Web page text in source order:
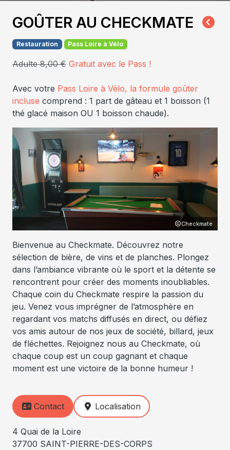
GOÛTER AU CHECKMATE
Restauration Pass Loire à Vélo
Adulte 8,00 € Gratuit avec le Pass !
Avec votre Pass Loire à Vélo, la formule goûter
incluse comprend : 1 part de gâteau et 1 boisson (1
thé glacé maison OU 1 boisson chaude).
Checkmate
Bienvenue au Checkmate. Découvrez notre
sélection de bière, de vins et de planches. Plongez
dans l’ambiance vibrante où le sport et la détente se
rencontrent pour créer des moments inoubliables.
Chaque coin du Checkmate respire la passion du
jeu. Venez vous imprégner de l’atmosphère en
regardant vos matchs diffusés en direct, ou défiez
vos amis autour de nos jeux de société, billard, jeux
de fléchettes. Rejoignez nous au Checkmate, où
chaque coup est un coup gagnant et chaque
moment est une victoire de la bonne humeur !
Contact Localisation
4 Quai de la Loire
37700 SAINT-PIERRE-DES-CORPS